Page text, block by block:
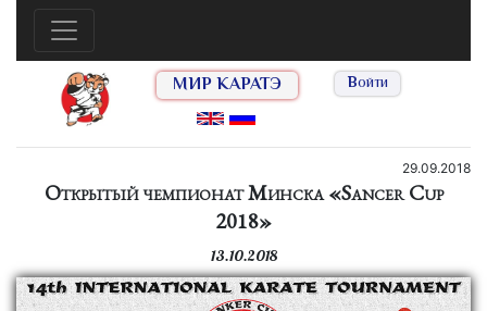
МИР КАРАТЭ Войти
29.09.2018
Открытый чемпионат Минска «Sancer Cup
2018»
13.10.2018